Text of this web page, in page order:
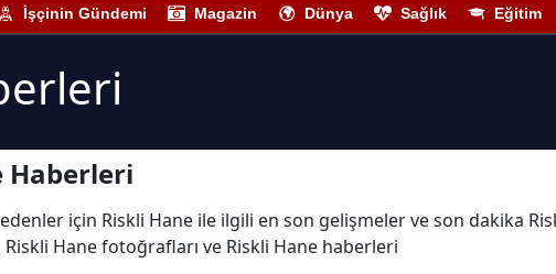
Ağrı
Antalya
Artvin
Aydın
İşçinin Gündemi Magazin Dünya Sağlık Eğitim
Haberleri
için Riskli Hane ile ilgili en son gelişmeler ve son dakika
Hane fotoğrafları ve Riskli Hane haberleri